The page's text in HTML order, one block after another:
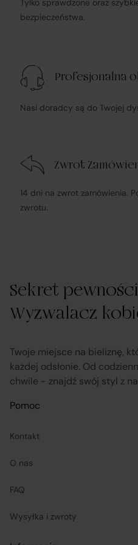
Tylko sprawdzone oraz
bezpieczeństwa.
Profesjonalna
Nasi doradcy są do Twojej
Zwrot
14 dni na zwrot zamówienia.
zwrotu.
Sekret
Wyzwalacz
Twoje miejsce na bieliznę,
każdej odsłonie. Od
chwile - znajdź swój styl z
Pomoc
Kontakt
O nas
FAQ
Wysyłka i zwroty
konsumenckie zgodnie z
konsumenta;
lub zwrot środków
udostępnia, na życzenie
produktową i instrukcje
obsługuje odstąpienie od
przekazuje informacje na
umowy sprzedaży;
koordynuje proces
adres Sprzedawcy do
Sprzedawcy (Zewnętrzni
są odpowiedzialni za